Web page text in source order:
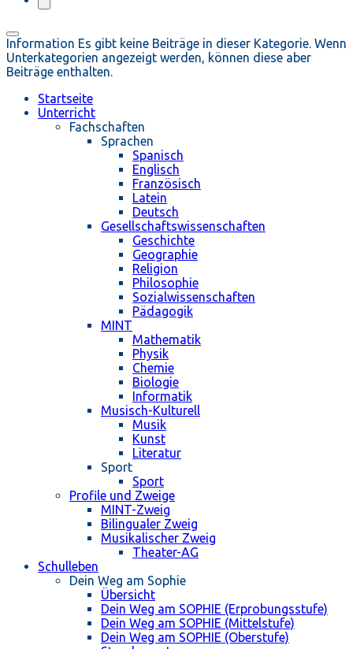
Information Es gibt keine Beiträge in dieser Kategorie. Wenn
Unterkategorien angezeigt werden, können diese aber
Beiträge enthalten.
Startseite
Unterricht
Fachschaften
Sprachen
Spanisch
Englisch
Französisch
Latein
Deutsch
Gesellschaftswissenschaften
Geschichte
Geographie
Religion
Philosophie
Sozialwissenschaften
Pädagogik
MINT
Mathematik
Physik
Chemie
Biologie
Informatik
Musisch-Kulturell
Musik
Kunst
Literatur
Sport
Sport
Profile und Zweige
MINT-Zweig
Bilingualer Zweig
Musikalischer Zweig
Theater-AG
Schulleben
Dein Weg am Sophie
Übersicht
Dein Weg am SOPHIE (Erprobungsstufe)
Dein Weg am SOPHIE (Mittelstufe)
Dein Weg am SOPHIE (Oberstufe)